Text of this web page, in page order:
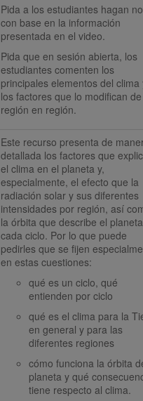
Pida a los estudiantes hagan
con base en la información
presentada en el video.
Pida que en sesión abierta, los
estudiantes comenten los
principales elementos del clima
los factores que lo modifican de
región en región.
Este recurso presenta de
detallada los factores que
el clima en el planeta y,
especialmente, el efecto que la
radiación solar y sus diferentes
intensidades por región, así
la órbita que describe el planeta
cada ciclo. Por lo que puede
pedirles que se fijen
en estas cuestiones:
qué es un ciclo, qué
entienden por ciclo
qué es el clima para la
en general y para las
diferentes regiones
cómo funciona la órbita
planeta y qué
tiene respecto al clima.